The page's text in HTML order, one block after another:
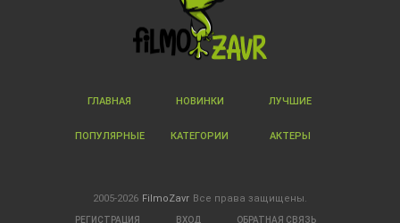
ГЛАВНАЯ НОВИНКИ ЛУЧШИЕ
ПОПУЛЯРНЫЕ КАТЕГОРИИ АКТЕРЫ
2005-2026 FilmoZavr Все права защищены.
РЕГИСТРАЦИЯ ВХОД ОБРАТНАЯ СВЯЗЬ